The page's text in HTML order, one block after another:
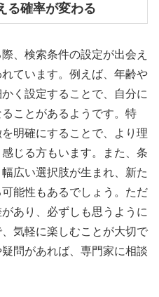
る確率が変わる
、検索条件の設定が出会え
ています。例えば、年齢や
く設定することで、自分に
ことがあるようです。特
明確にすることで、より理
じる方もいます。また、条
広い選択肢が生まれ、新た
能性もあるでしょう。ただ
あり、必ずしも思うように
気軽に楽しむことが大切で
問があれば、専門家に相談